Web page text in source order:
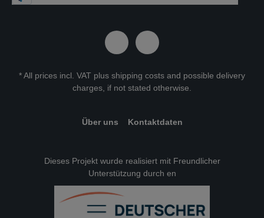
* All prices incl. VAT plus shipping costs and possible delivery
charges, if not stated otherwise.
Über uns Kontaktdaten
Dieses Projekt wurde realisiert mit Freundlicher
Unterstützung durch en